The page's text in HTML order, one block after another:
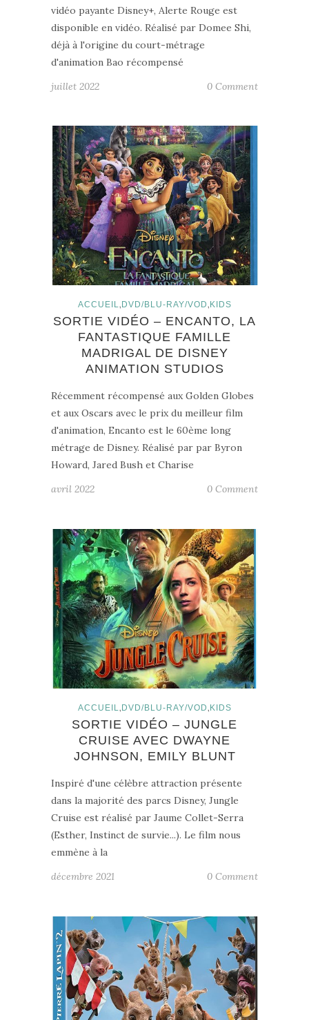
vidéo payante Disney+, Alerte Rouge est
disponible en vidéo. Réalisé par Domee Shi,
déjà à l'origine du court-métrage
d'animation Bao récompensé
juillet 2022
0 Comment
ACCUEIL DVD/BLU-RAY/VOD KIDS
SORTIE VIDÉO – ENCANTO, LA
FANTASTIQUE FAMILLE
MADRIGAL DE DISNEY
ANIMATION STUDIOS
Récemment récompensé aux Golden Globes
et aux Oscars avec le prix du meilleur film
d'animation, Encanto est le 60ème long
métrage de Disney. Réalisé par par Byron
Howard, Jared Bush et Charise
avril 2022
0 Comment
ACCUEIL DVD/BLU-RAY/VOD KIDS
SORTIE VIDÉO – JUNGLE
CRUISE AVEC DWAYNE
JOHNSON, EMILY BLUNT
Inspiré d'une célèbre attraction présente
dans la majorité des parcs Disney, Jungle
Cruise est réalisé par Jaume Collet-Serra
(Esther, Instinct de survie...). Le film nous
emmène à la
décembre 2021
0 Comment